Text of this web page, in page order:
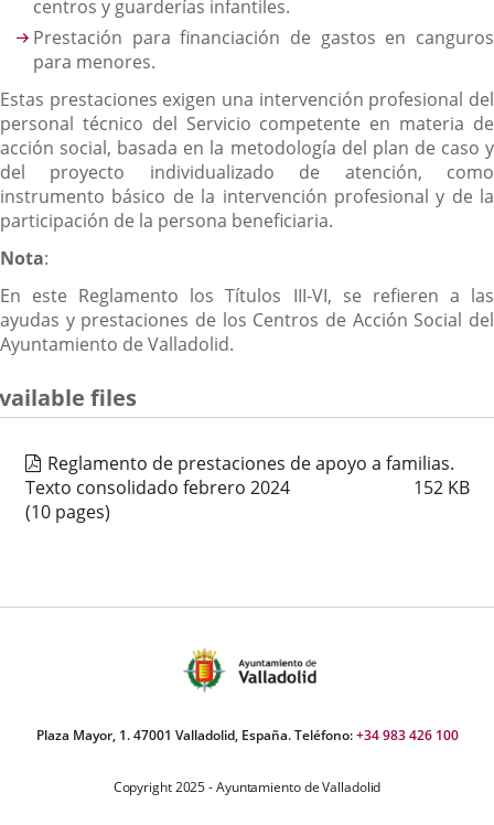
centros y guarderías infantiles.
Prestación para financiación de gastos en canguros
para menores.
Estas prestaciones exigen una intervención profesional del
personal técnico del Servicio competente en materia de
acción social, basada en la metodología del plan de caso y
del proyecto individualizado de atención, como
instrumento básico de la intervención profesional y de la
participación de la persona beneficiaria.
Nota:
En este Reglamento los Títulos III-VI, se refieren a las
ayudas y prestaciones de los Centros de Acción Social del
Ayuntamiento de Valladolid.
files
Reglamento de prestaciones de apoyo a familias.
Texto consolidado febrero 2024
152 KB
(10 pages)
Plaza Mayor, 1. 47001 Valladolid, España. Teléfono:+34 983 426 100
Copyright 2025 - Ayuntamiento de Valladolid